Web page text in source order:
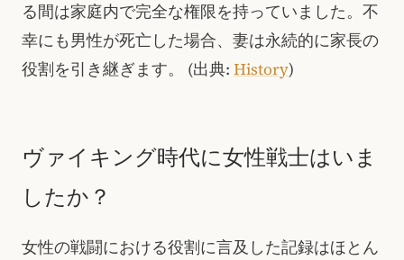
る間は家庭内で完全な権限を持っていました。不
幸にも男性が死亡した場合、妻は永続的に家長の
役割を引き継ぎます。 (出典: History)
ヴァイキング時代に女性戦士はいま
したか？
女性の戦闘における役割に言及した記録はほとん